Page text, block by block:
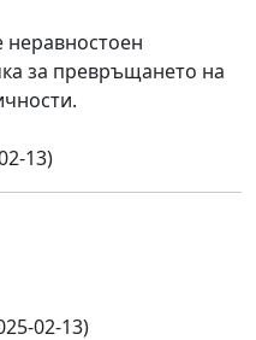
неравностоен
за превръщането на
13)
02-13)